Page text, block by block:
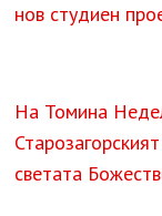
нов студиен
На Томина
светата